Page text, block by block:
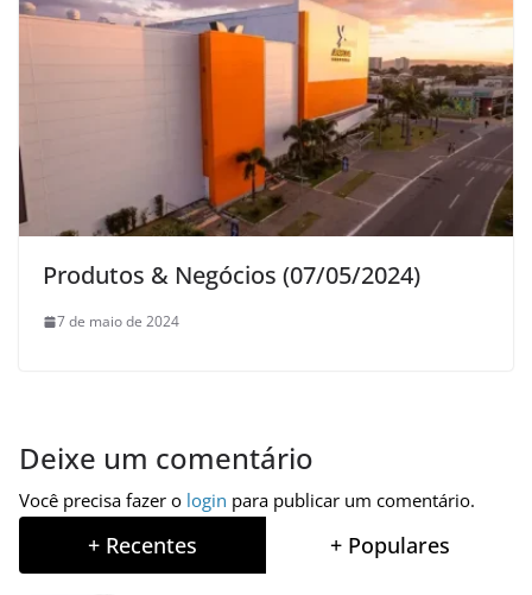
Produtos & Negócios (07/05/2024)
7 de maio de 2024
Deixe um comentário
Você precisa fazer o login para publicar um comentário.
+ Recentes + Populares